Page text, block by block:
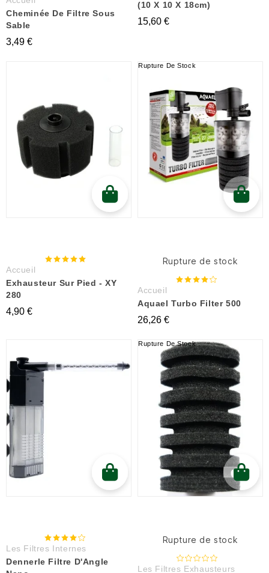
Cheminée De Filtre Sous
Sable
3,49 €
(10 X 10 X 18cm)
15,60 €
Accueil
Exhausteur Sur Pied - XY
280
4,90 €
Rupture De Stock
Rupture de stock
Accueil
Aquael Turbo Filter 500
26,26 €
Les Filtres Internes
Dennerle Filtre D'Angle
Rupture De Stock
Rupture de stock
Les Filtres Exhausteurs